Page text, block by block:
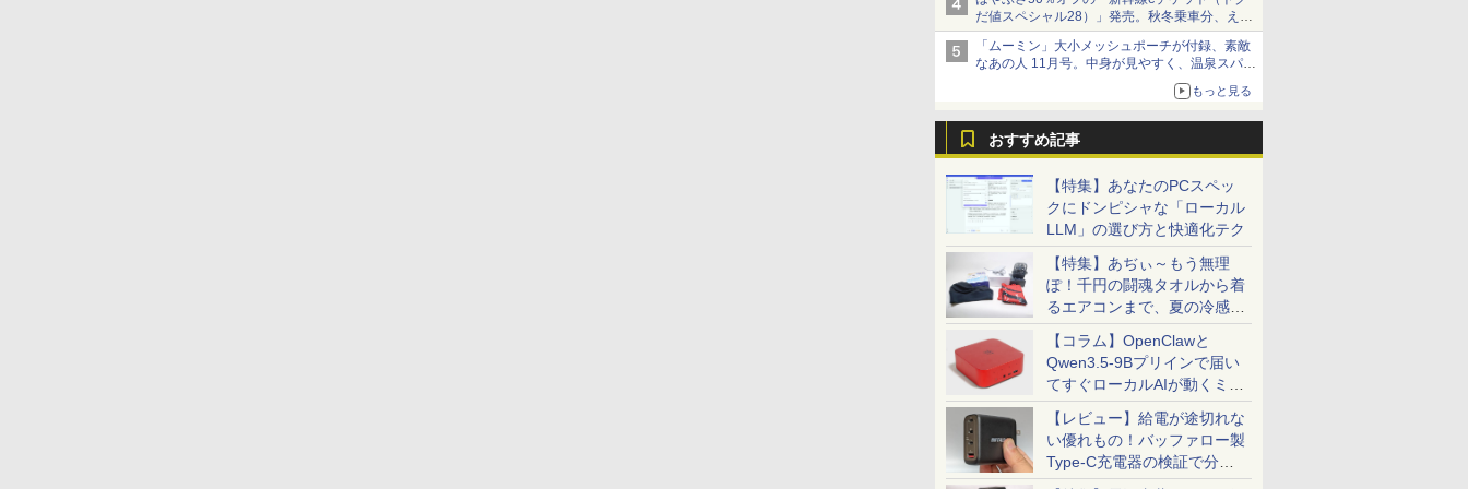
だ値スペシャル28）」発売。秋冬乗車分、えき
ねっと限定
「ムーミン」大小メッシュポーチが付録、素敵
なあの人 11月号。中身が見やすく、温泉スパに
もっと見る
おすすめ記事
【特集】あなたのPCスペッ
クにドンピシャな「ローカル
LLM」の選び方と快適化テク
【特集】あぢぃ～もう無理
ぽ！千円の闘魂タオルから着
るエアコンまで、夏の冷感グ
ッズ一挙紹介
【コラム】OpenClawと
Qwen3.5-9Bプリインで届い
てすぐローカルAIが動くミニ
PC「SER9 Pro」
【レビュー】給電が途切れな
い優れもの！バッファロー製
Type-C充電器の検証で分か
ったこと